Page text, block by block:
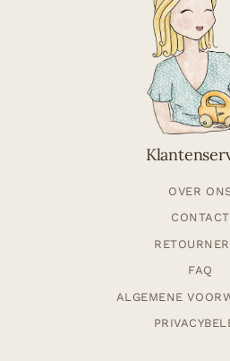
OVER
CONTACT
FAQ
ALGEMENE